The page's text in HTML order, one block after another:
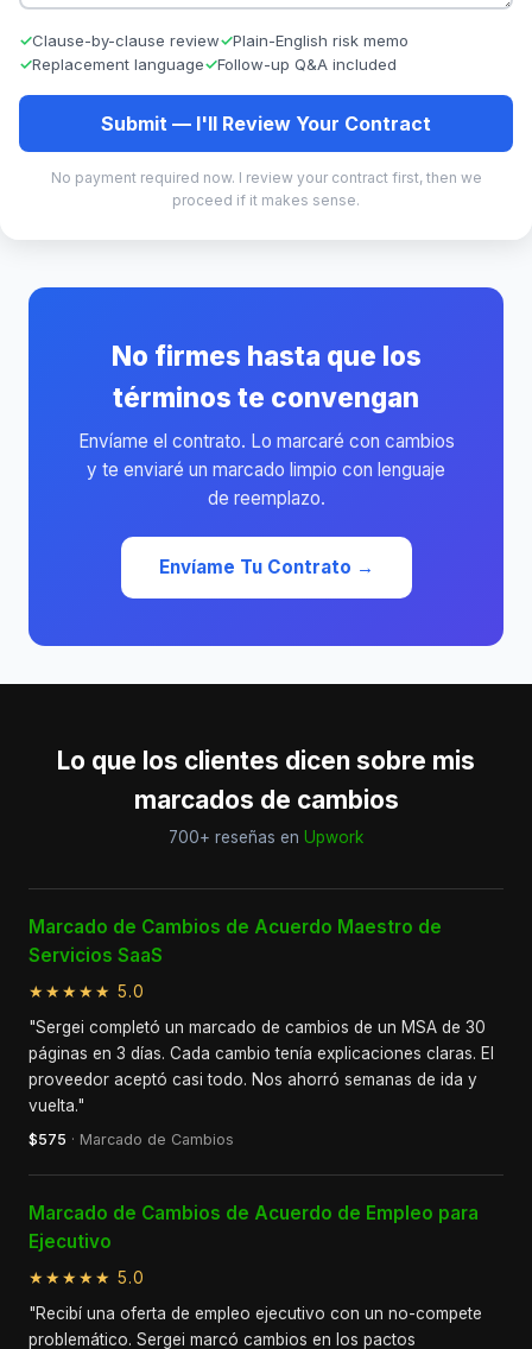
Clause-by-clause review
Plain-English risk memo
Replacement language
Follow-up Q&A included
Submit — I'll Review Your Contract
No payment required now. I review your contract first, then we
proceed if it makes sense.
No firmes hasta que los
términos te convengan
Envíame el contrato. Lo marcaré con cambios
y te enviaré un marcado limpio con lenguaje
de reemplazo.
Envíame Tu Contrato →
Lo que los clientes dicen sobre mis
marcados de cambios
700+ reseñas en Upwork
Marcado de Cambios de Acuerdo Maestro de
Servicios SaaS
★★★★★ 5.0
"Sergei completó un marcado de cambios de un MSA de 30
páginas en 3 días. Cada cambio tenía explicaciones claras. El
proveedor aceptó casi todo. Nos ahorró semanas de ida y
vuelta."
$575 · Marcado de Cambios
Marcado de Cambios de Acuerdo de Empleo para
Ejecutivo
★★★★★ 5.0
"Recibí una oferta de empleo ejecutivo con un no-compete
problemático. Sergei marcó cambios en los pactos